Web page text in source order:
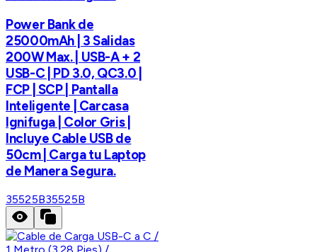
Power Bank de
25000mAh | 3 Salidas
200W Max. | USB-A + 2
USB-C | PD 3.0, QC3.0 |
FCP | SCP | Pantalla
Inteligente | Carcasa
Ignifuga | Color Gris |
Incluye Cable USB de
50cm | Carga tu Laptop
de Manera Segura.
35525B35525B